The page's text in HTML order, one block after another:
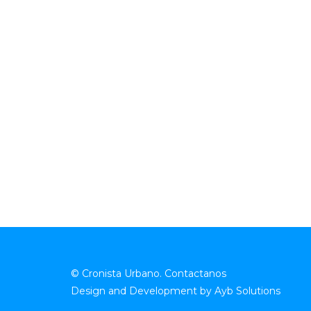
© Cronista Urbano. Contactanos
Design and Development by Ayb Solutions